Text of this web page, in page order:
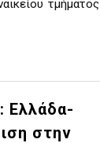
τμήματος
Ελλάδα-
στην